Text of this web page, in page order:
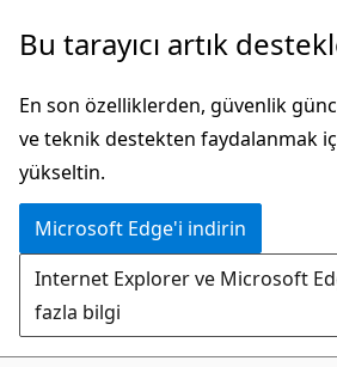
Ana
atla
Bu tarayıcı artık
En son özelliklerden, güvenlik
ve teknik destekten faydalanmak
yükseltin.
Microsoft Edge'i indirin
Internet Explorer ve Microsoft
fazla bilgi